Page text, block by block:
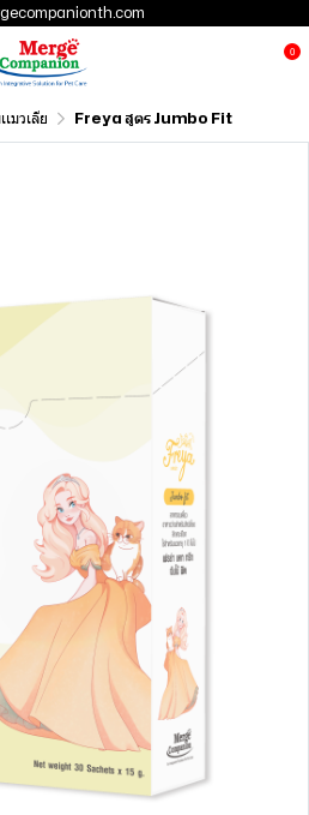
0
เมวเลีย Freya สูตร Jumbo Fit